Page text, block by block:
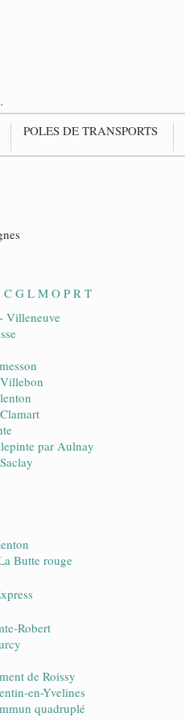
POLES DE TRANSPORTS
C G L M O P R T
Villeneuve
par Aulnay
Butte rouge
Robert
de Roissy
en-Yvelines
quadruplé